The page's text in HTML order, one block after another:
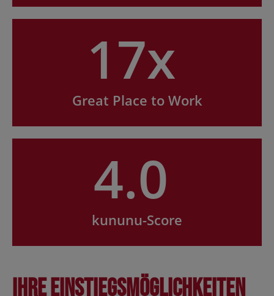
17x
Great Place to Work
4.0
kununu-Score
Ihre Einstiegsmöglichkeiten